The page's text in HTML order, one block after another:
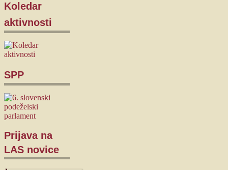
Koledar
aktivnosti
SPP
Prijavana
LAS novice